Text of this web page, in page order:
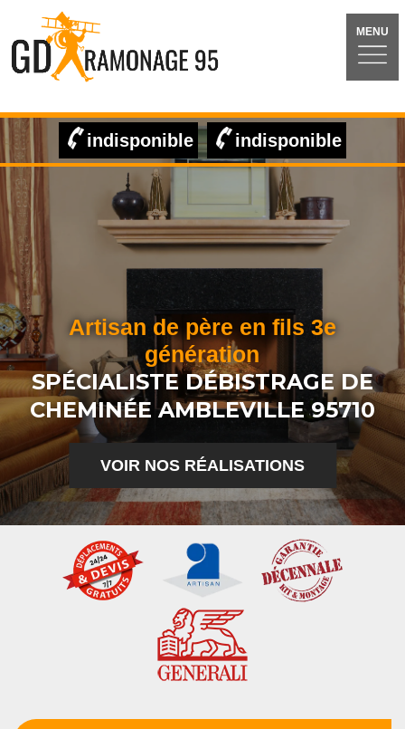
MENU
indisponible indisponible
Artisan de père en fils 3e
génération
SPÉCIALISTE DÉBISTRAGE DE
CHEMINÉE AMBLEVILLE 95710
VOIR NOS RÉALISATIONS